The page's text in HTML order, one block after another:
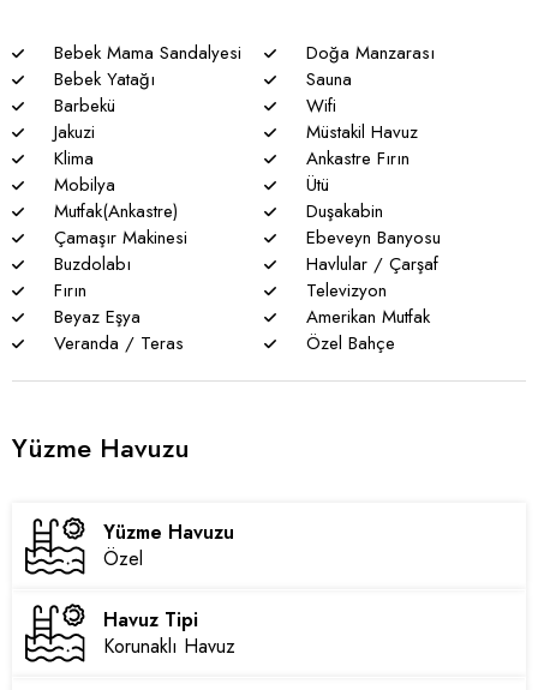
Bebek Mama Sandalyesi
Doğa Manzarası
Bebek Yatağı
Sauna
Barbekü
Wifi
Jakuzi
Müstakil Havuz
Klima
Ankastre Fırın
Mobilya
Ütü
Mutfak(Ankastre)
Duşakabin
Çamaşır Makinesi
Ebeveyn Banyosu
Buzdolabı
Havlular / Çarşaf
Fırın
Televizyon
Beyaz Eşya
Amerikan Mutfak
Veranda / Teras
Özel Bahçe
Yüzme Havuzu
Yüzme Havuzu
Özel
Havuz Tipi
Korunaklı Havuz